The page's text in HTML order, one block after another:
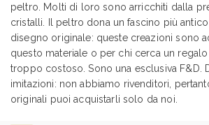
peltro. Molti di loro sono arricchiti dalla
cristalli. Il peltro dona un fascino più antico
disegno originale: queste creazioni sono
questo materiale o per chi cerca un
troppo costoso. Sono una esclusiva F&D.
imitazioni: non abbiamo rivenditori,
originali puoi acquistarli solo da noi.